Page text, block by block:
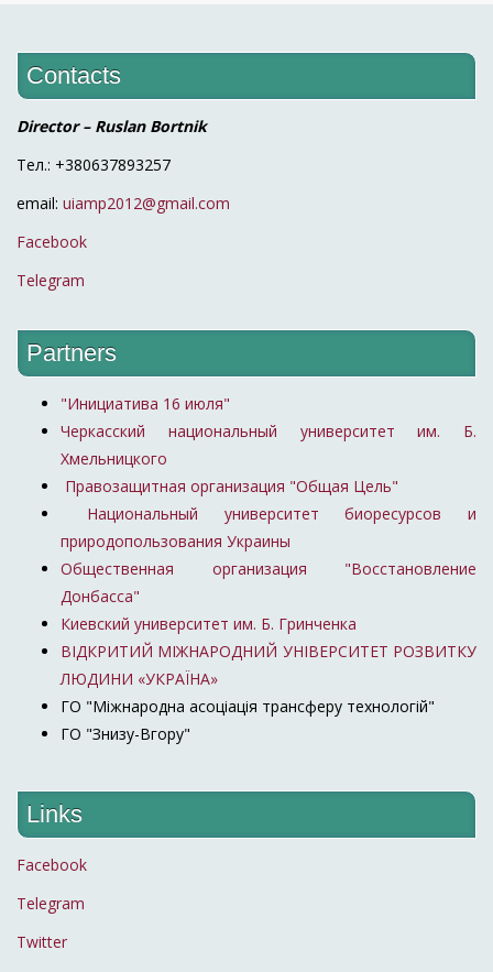
Contacts
Director – Ruslan Bortnik
Тел.: +380637893257
email: uiamp2012@gmail.com
Facebook
Telegram
Partners
"Инициатива 16 июля"
Черкасский национальный университет им. Б.
Хмельницкого
Правозащитная организация "Общая Цель"
Национальный университет биоресурсов и
природопользования Украины
Общественная организация "Восстановление
Донбасса"
Киевский университет им. Б. Гринченка
ВІДКРИТИЙ МІЖНАРОДНИЙ УНІВЕРСИТЕТ РОЗВИТКУ
ЛЮДИНИ «УКРАЇНА»
ГО "Міжнародна асоціація трансферу технологій"
ГО "Знизу-Вгору"
Links
Facebook
Telegram
Twitter